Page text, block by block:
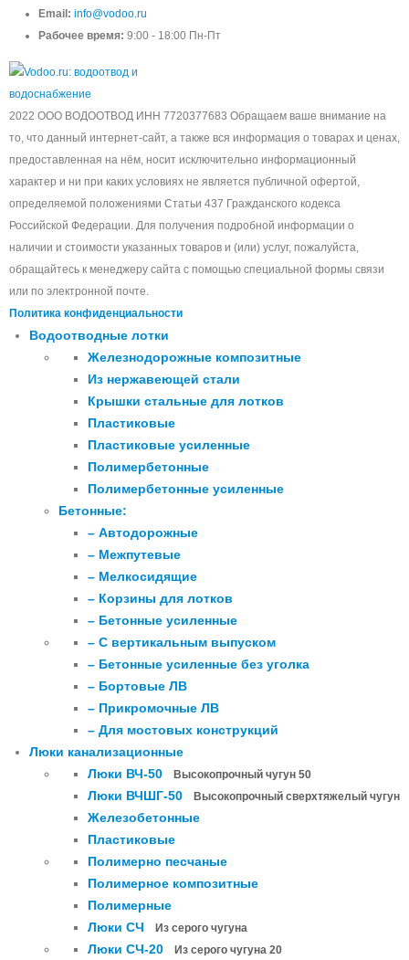
Email: info@vodoo.ru
Рабочее время: 9:00 - 18:00 Пн-Пт
2022 ООО ВОДООТВОД ИНН 7720377683 Обращаем ваше внимание на
то, что данный интернет-сайт, а также вся информация о товарах и ценах,
предоставленная на нём, носит исключительно информационный
характер и ни при каких условиях не является публичной офертой,
определяемой положениями Статьи 437 Гражданского кодекса
Российской Федерации. Для получения подробной информации о
наличии и стоимости указанных товаров и (или) услуг, пожалуйста,
обращайтесь к менеджеру сайта с помощью специальной формы связи
или по электронной почте.
Политика конфиденциальности
Водоотводные лотки
Железнодорожные композитные
Из нержавеющей стали
Крышки стальные для лотков
Пластиковые
Пластиковые усиленные
Полимербетонные
Полимербетонные усиленные
Бетонные:
– Автодорожные
– Межпутевые
– Мелкосидящие
– Корзины для лотков
– Бетонные усиленные
– С вертикальным выпуском
– Бетонные усиленные без уголка
– Бортовые ЛВ
– Прикромочные ЛВ
– Для мостовых конструкций
Люки канализационные
Люки ВЧ-50
Высокопрочный чугун 50
Люки ВЧШГ-50 Высокопрочный сверхтяжелый чугун
Железобетонные
Пластиковые
Полимерно песчаные
Полимерное композитные
Полимерные
Люки СЧ
Из серого чугуна
Люки СЧ-20 Из серого чугуна 20